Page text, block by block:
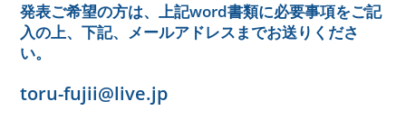
発表ご希望の方は、上記word書類に必要事項をご記
入の上、下記、メールアドレスまでお送りくださ
い。
toru-fujii@live.jp